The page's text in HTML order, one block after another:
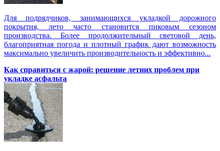
Для подрядчиков, занимающихся укладкой дорожного
покрытия, лето часто становится пиковым сезоном
производства. Более продолжительный световой день,
благоприятная погода и плотный график дают возможность
максимально увеличить производительность и эффективно...
Как справиться с жарой: решение летних проблем при
укладке асфальта